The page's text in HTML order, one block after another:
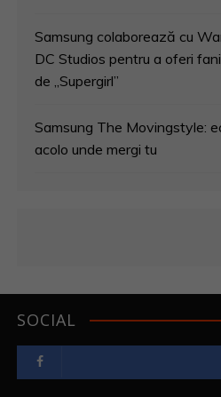
Samsung colaborează cu
DC Studios pentru a oferi
de „Supergirl”
Samsung The Movingstyle:
acolo unde mergi tu
SOCIAL